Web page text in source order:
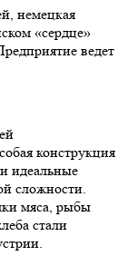
немецкая
«сердце»
ведет
конструкция
идеальные
сложности.
мяса, рыбы
стали